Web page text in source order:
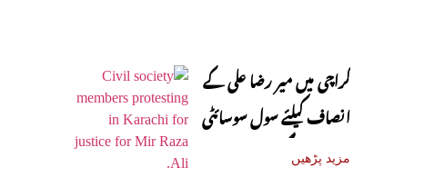
کراچی میں میر رضا علی کے
انصاف کیلئے سول سوسائٹی
سڑکوں پر آ گئی
مزید پڑھیں